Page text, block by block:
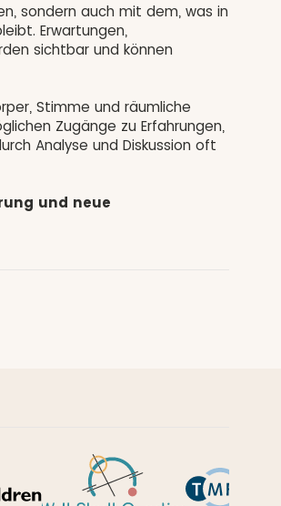
sondern auch mit dem, was in
Erwartungen,
sichtbar und können
Stimme und räumliche
Zugänge zu Erfahrungen,
Analyse und Diskussion oft
und neue